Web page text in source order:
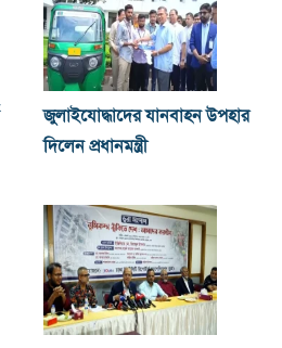
জুলাইযোদ্ধাদের যানবাহন উপহার
দিলেন প্রধানমন্ত্রী